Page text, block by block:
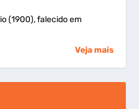
(1900), falecido em
Veja mais